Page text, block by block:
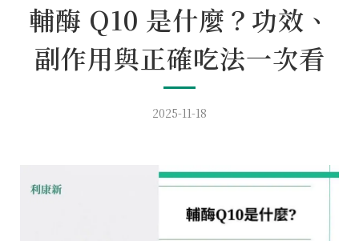
輔酶 Q10 是什麼？功效、
副作用與正確吃法一次看
2025-11-18